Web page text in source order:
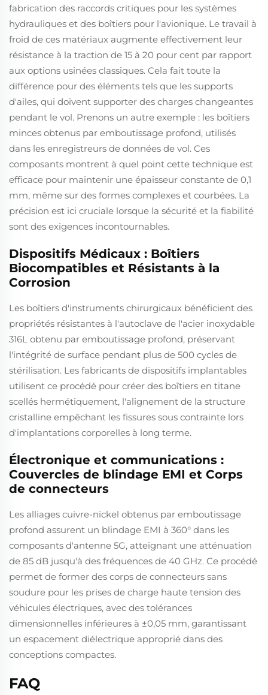
fabrication des raccords critiques pour les systèmes
hydrauliques et des boîtiers pour l'avionique. Le travail à
froid de ces matériaux augmente effectivement leur
résistance à la traction de 15 à 20 pour cent par rapport
aux options usinées classiques. Cela fait toute la
différence pour des éléments tels que les supports
d'ailes, qui doivent supporter des charges changeantes
pendant le vol. Prenons un autre exemple : les boîtiers
minces obtenus par emboutissage profond, utilisés
dans les enregistreurs de données de vol. Ces
composants montrent à quel point cette technique est
efficace pour maintenir une épaisseur constante de 0,1
mm, même sur des formes complexes et courbées. La
précision est ici cruciale lorsque la sécurité et la fiabilité
sont des exigences incontournables.
Dispositifs Médicaux : Boîtiers
Biocompatibles et Résistants à la
Corrosion
Les boîtiers d'instruments chirurgicaux bénéficient des
propriétés résistantes à l'autoclave de l'acier inoxydable
316L obtenu par emboutissage profond, préservant
l'intégrité de surface pendant plus de 500 cycles de
stérilisation. Les fabricants de dispositifs implantables
utilisent ce procédé pour créer des boîtiers en titane
scellés hermétiquement, l'alignement de la structure
cristalline empêchant les fissures sous contrainte lors
d'implantations corporelles à long terme.
Électronique et communications :
Couvercles de blindage EMI et Corps
de connecteurs
Les alliages cuivre-nickel obtenus par emboutissage
profond assurent un blindage EMI à 360° dans les
composants d'antenne 5G, atteignant une atténuation
de 85 dB jusqu'à des fréquences de 40 GHz. Ce procédé
permet de former des corps de connecteurs sans
soudure pour les prises de charge haute tension des
véhicules électriques, avec des tolérances
dimensionnelles inférieures à ±0,05 mm, garantissant
un espacement diélectrique approprié dans des
conceptions compactes.
FAQ